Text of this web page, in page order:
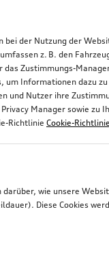
bei der Nutzung der
z. B. den
das Zustimmungs-
um Informationen dazu
und Nutzer ihre
Manager sowie zu
Richtlinie Cookie-
wie unsere
Diese Cookies